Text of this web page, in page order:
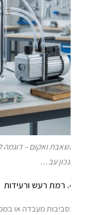
ואקום – דוגמה
עב…
מעבדה או